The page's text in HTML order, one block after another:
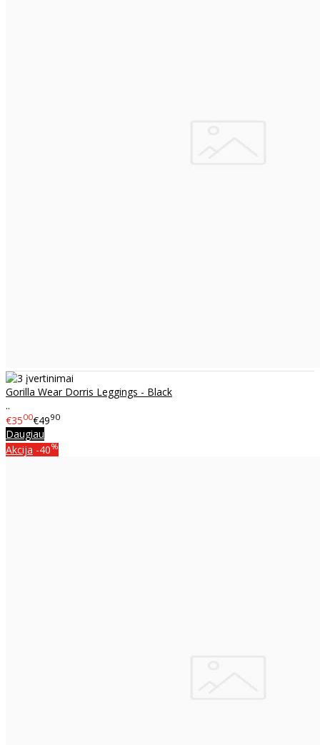
Gorilla Wear Dorris Leggings - Black
..
€3500€4990
Daugiau
Akcija -40%